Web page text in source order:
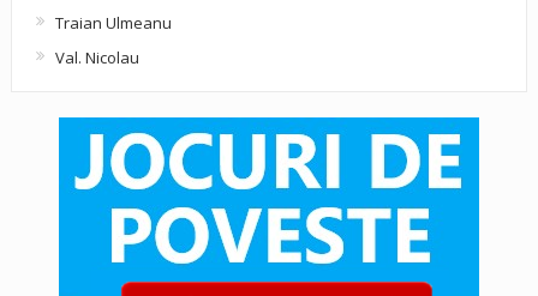
Traian Ulmeanu
Val. Nicolau